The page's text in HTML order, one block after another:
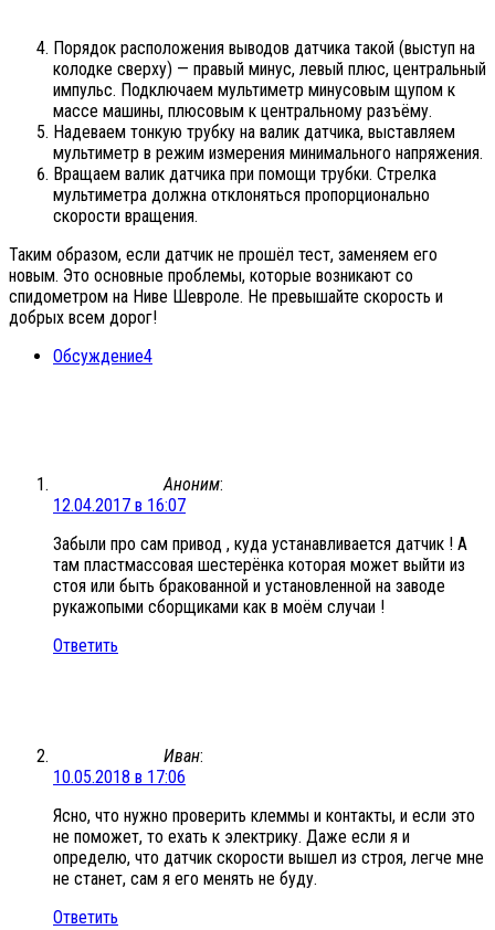
Порядок расположения выводов датчика такой (выступ на
колодке сверху) — правый минус, левый плюс, центральный
импульс. Подключаем мультиметр минусовым щупом к
массе машины, плюсовым к центральному разъёму.
Надеваем тонкую трубку на валик датчика, выставляем
мультиметр в режим измерения минимального напряжения.
Вращаем валик датчика при помощи трубки. Стрелка
мультиметра должна отклоняться пропорционально
скорости вращения.
Таким образом, если датчик не прошёл тест, заменяем его
новым. Это основные проблемы, которые возникают со
спидометром на Ниве Шевроле. Не превышайте скорость и
добрых всем дорог!
Обсуждение4
Аноним:
12.04.2017 в 16:07
Забыли про сам привод , куда устанавливается датчик ! А
там пластмассовая шестерёнка которая может выйти из
стоя или быть бракованной и установленной на заводе
рукажопыми сборщиками как в моём случаи !
Ответить
Иван:
10.05.2018 в 17:06
Ясно, что нужно проверить клеммы и контакты, и если это
не поможет, то ехать к электрику. Даже если я и
определю, что датчик скорости вышел из строя, легче мне
не станет, сам я его менять не буду.
Ответить